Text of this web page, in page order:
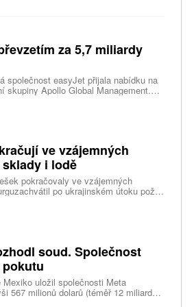
za 5,7 miliardy
společnost easyJet přijala nabídku na
skupiny Apollo Global Management.
5,7 miliardy liber, tedy přibližně 162
ve vzájemných
i lodě
pokračovaly ve vzájemných
po ukrajinském útoku požár
prodejce Wildberries.
podrobností na síti Telegram.
soud. Společnost
uložil společnosti Meta
567 milionů dolarů (téměř 12 miliard
Facebook a Instagram působí